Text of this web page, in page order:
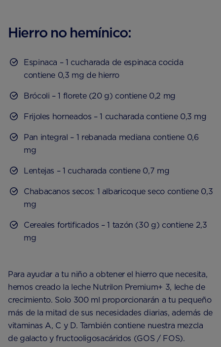
Hierro no hemínico:
Espinaca – 1 cucharada de espinaca cocida
contiene 0,3 mg de hierro
Brócoli – 1 florete (20 g) contiene 0,2 mg
Frijoles horneados – 1 cucharada contiene 0,3 mg
Pan integral – 1 rebanada mediana contiene 0,6
mg
Lentejas – 1 cucharada contiene 0,7 mg
Chabacanos secos: 1 albaricoque seco contiene 0,3
mg
Cereales fortificados – 1 tazón (30 g) contiene 2,3
mg
Para ayudar a tu niño a obtener el hierro que necesita,
hemos creado la leche Nutrilon Premium+ 3, leche de
crecimiento. Solo 300 ml proporcionarán a tu pequeño
más de la mitad de sus necesidades diarias, además de
vitaminas A, C y D. También contiene nuestra mezcla
de galacto y fructooligosacáridos (GOS / FOS).